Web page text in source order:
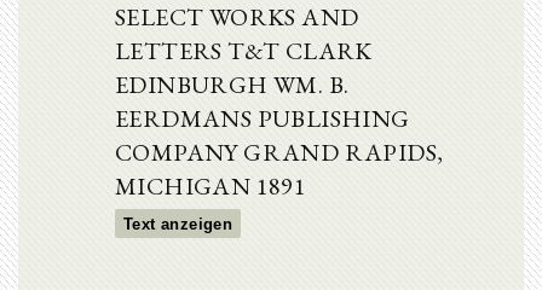
SELECT WORKS AND
LETTERS T&T CLARK
EDINBURGH WM. B.
EERDMANS PUBLISHING
COMPANY GRAND RAPIDS,
MICHIGAN 1891
Text anzeigen